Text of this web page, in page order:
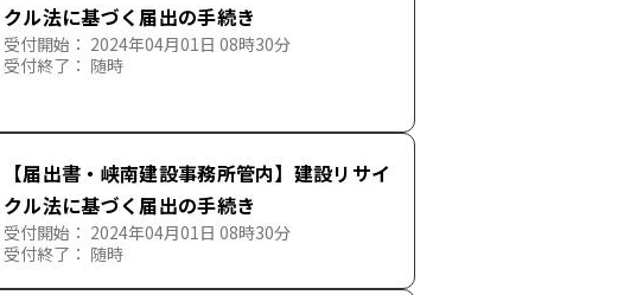
クル法に基づく届出の手続き
受付開始： 2024年04月01日 08時30分
受付終了： 随時
【届出書・峡南建設事務所管内】建設リサイ
クル法に基づく届出の手続き
受付開始： 2024年04月01日 08時30分
受付終了： 随時